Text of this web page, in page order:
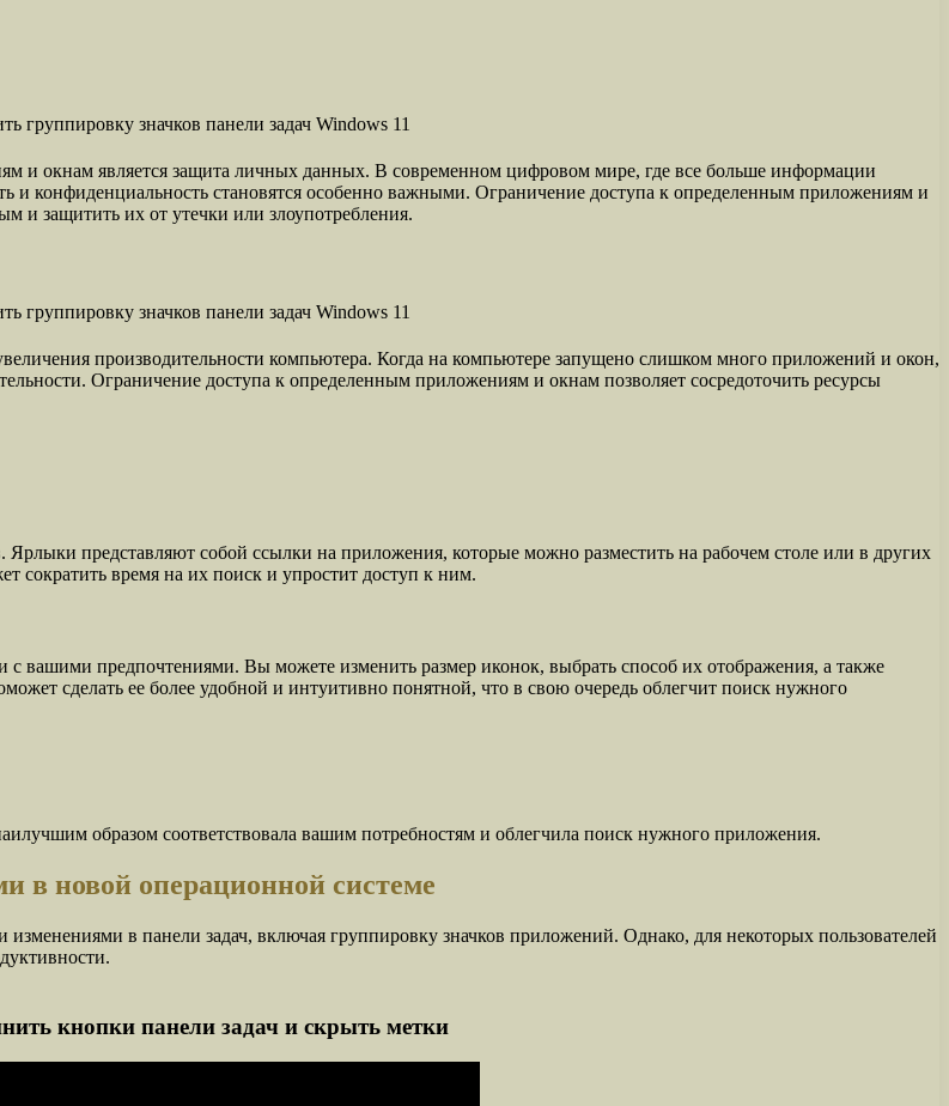
и окнам является защита личных данных. В современном цифровом мире, где все больше информации
и конфиденциальность становятся особенно важными. Ограничение доступа к определенным приложениям и
и защитить их от утечки или злоупотребления.
производительности компьютера. Когда на компьютере запущено слишком много приложений и окон,
Ограничение доступа к определенным приложениям и окнам позволяет сосредоточить ресурсы
представляют собой ссылки на приложения, которые можно разместить на рабочем столе или в других
сократить время на их поиск и упростит доступ к ним.
с вашими предпочтениями. Вы можете изменить размер иконок, выбрать способ их отображения, а также
сделать ее более удобной и интуитивно понятной, что в свою очередь облегчит поиск нужного
образом соответствовала вашим потребностям и облегчила поиск нужного приложения.
в новой операционной системе
в панели задач, включая группировку значков приложений. Однако, для некоторых пользователей
кнопки панели задач и скрыть метки